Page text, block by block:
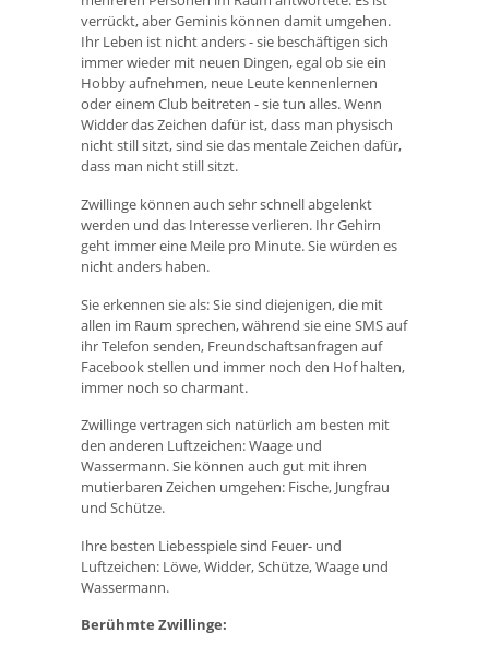
verrückt, aber Geminis können damit umgehen.
Ihr Leben ist nicht anders - sie beschäftigen sich
immer wieder mit neuen Dingen, egal ob sie ein
Hobby aufnehmen, neue Leute kennenlernen
oder einem Club beitreten - sie tun alles. Wenn
Widder das Zeichen dafür ist, dass man physisch
nicht still sitzt, sind sie das mentale Zeichen dafür,
dass man nicht still sitzt.
Zwillinge können auch sehr schnell abgelenkt
werden und das Interesse verlieren. Ihr Gehirn
geht immer eine Meile pro Minute. Sie würden es
nicht anders haben.
Sie erkennen sie als: Sie sind diejenigen, die mit
allen im Raum sprechen, während sie eine SMS auf
ihr Telefon senden, Freundschaftsanfragen auf
Facebook stellen und immer noch den Hof halten,
immer noch so charmant.
Zwillinge vertragen sich natürlich am besten mit
den anderen Luftzeichen: Waage und
Wassermann. Sie können auch gut mit ihren
mutierbaren Zeichen umgehen: Fische, Jungfrau
und Schütze.
Ihre besten Liebesspiele sind Feuer- und
Luftzeichen: Löwe, Widder, Schütze, Waage und
Wassermann.
Berühmte Zwillinge: